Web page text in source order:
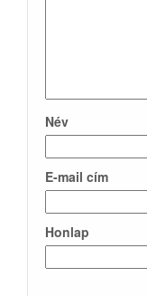
Név
E-mail cím
Honlap